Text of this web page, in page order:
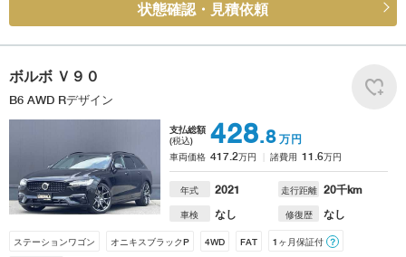
状態確認・見積依頼
ボルボ Ｖ９０
B6 AWD Rデザイン
支払総額
(税込)
428.8 万円
車両価格 417.2万円 諸費用 11.6万円
年式 2021 走行距離 20千km
車検 なし 修復歴 なし
ステーションワゴン オニキスブラックP 4WD FAT 1ヶ月保証付 ？